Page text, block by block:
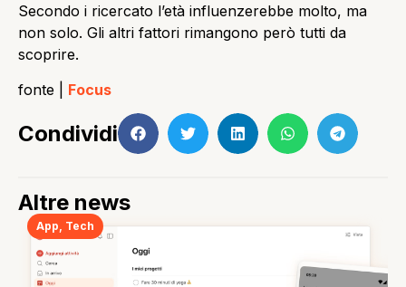
Secondo i ricercato l’età influenzerebbe molto, ma
non solo. Gli altri fattori rimangono però tutti da
scoprire.
fonte | Focus
Condividi
Altre news
App, Tech